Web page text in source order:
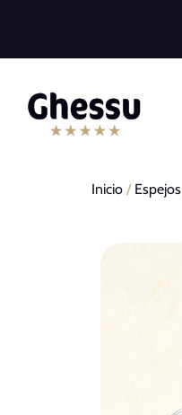
Inicio / Espejos